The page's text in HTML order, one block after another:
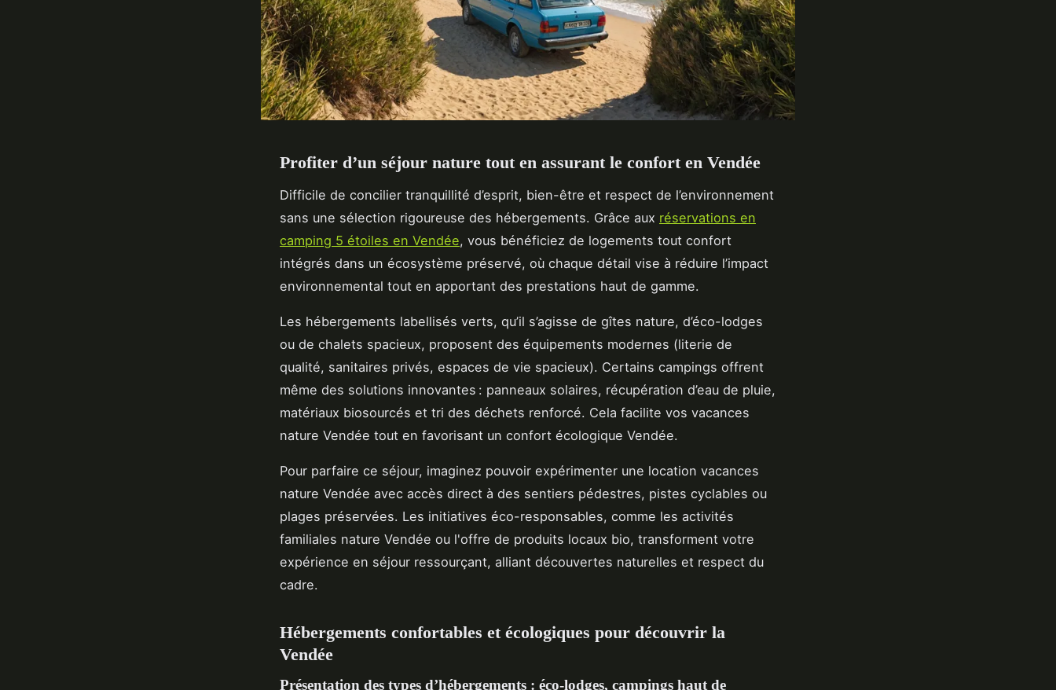
Profiter d’un séjour nature tout en assurant le confort en Vendée
Difficile de concilier tranquillité d’esprit, bien-être et respect de l’environnement
sans une sélection rigoureuse des hébergements. Grâce aux réservations en
camping 5 étoiles en Vendée, vous bénéficiez de logements tout confort
intégrés dans un écosystème préservé, où chaque détail vise à réduire l’impact
environnemental tout en apportant des prestations haut de gamme.
Les hébergements labellisés verts, qu’il s’agisse de gîtes nature, d’éco-lodges
ou de chalets spacieux, proposent des équipements modernes (literie de
qualité, sanitaires privés, espaces de vie spacieux). Certains campings offrent
même des solutions innovantes : panneaux solaires, récupération d’eau de pluie,
matériaux biosourcés et tri des déchets renforcé. Cela facilite vos vacances
nature Vendée tout en favorisant un confort écologique Vendée.
Pour parfaire ce séjour, imaginez pouvoir expérimenter une location vacances
nature Vendée avec accès direct à des sentiers pédestres, pistes cyclables ou
plages préservées. Les initiatives éco-responsables, comme les activités
familiales nature Vendée ou l'offre de produits locaux bio, transforment votre
expérience en séjour ressourçant, alliant découvertes naturelles et respect du
cadre.
Hébergements confortables et écologiques pour découvrir la
Vendée
Présentation des types d’hébergements : éco-lodges, campings haut de